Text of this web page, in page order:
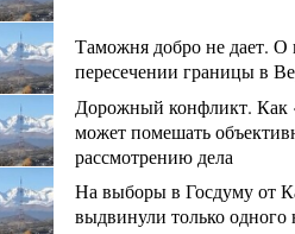
Таможня добро не дает. О
пересечении границы в
Дорожный конфликт. Как
может помешать
рассмотрению дела
На выборы в Госдуму от
выдвинули только одного